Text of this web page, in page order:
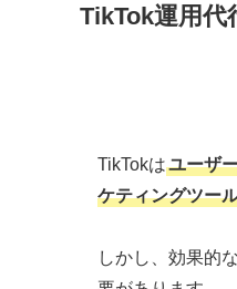
TikTok運用代